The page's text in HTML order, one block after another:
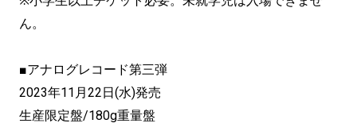
ん。
■アナログレコード第三弾
2023年11月22日(水)発売
生産限定盤/180g重量盤